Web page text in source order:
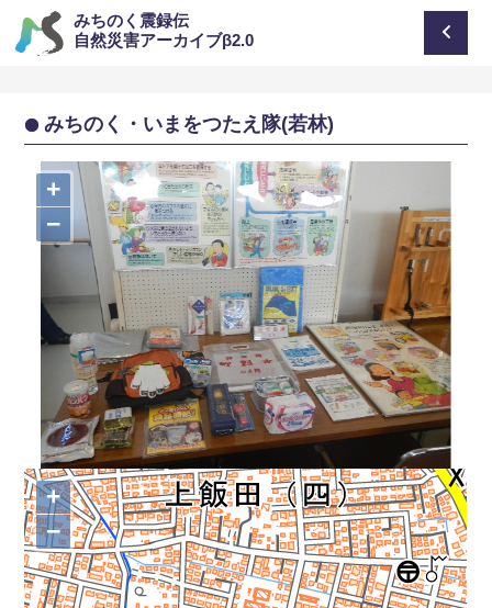
みちのく震録伝
自然災害アーカイブβ2.0
みちのく・いまをつたえ隊(若林)
+
−
+
−